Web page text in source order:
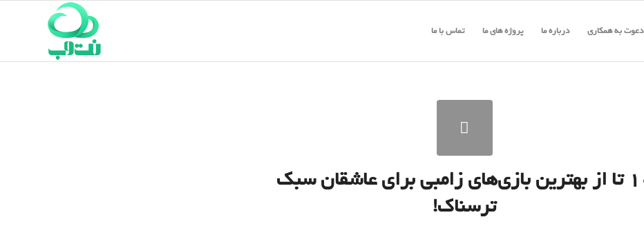
دعوت به همکاری درباره ما پروژه های ما تماس با ما
۱۰ تا از بهترین بازی‌های زامبی برای عاشقان سبک
ترسناک!